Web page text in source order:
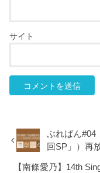
サイト
ぶればん#04
回SP」）再
【南條愛乃】14th